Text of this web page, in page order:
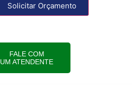
Solicitar Orçamento
FALE COM
UM ATENDENTE